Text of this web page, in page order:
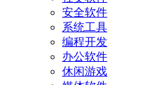
安全软件
系统工具
编程开发
办公软件
休闲游戏